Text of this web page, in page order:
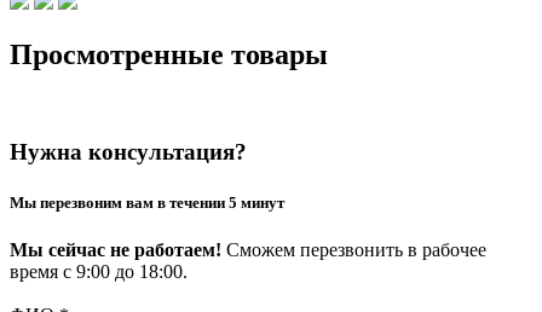
Просмотренные товары
Нужна консультация?
Мы перезвоним вам в течении 5 минут
Мы сейчас не работаем! Сможем перезвонить в рабочее
время с 9:00 до 18:00.